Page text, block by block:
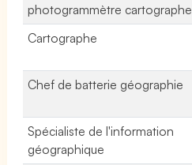
photogrammètre cartographe
Cartographe
Chef de batterie géographie
Spécialiste de l'information
géographique